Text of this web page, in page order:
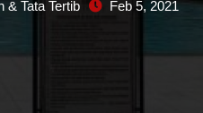
& Tata Tertib Feb 5, 2021